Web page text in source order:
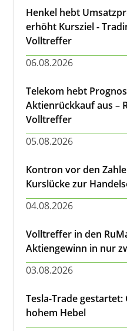
Henkel hebt
erhöht Kursziel -
Volltreffer
06.08.2026
Telekom hebt
Aktienrückkauf aus –
Volltreffer
05.08.2026
Kontron vor den
Kurslücke zur
04.08.2026
Volltreffer in den
Aktiengewinn in nur
03.08.2026
Tesla-Trade
hohem Hebel